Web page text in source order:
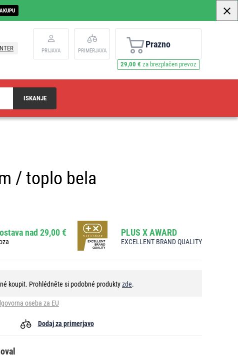
PRIJAVA PRIMERJAVA
Prazno
29,00 € za brezplačen prevoz
ISKANJE
/ toplo bela
nad 29,00 € PLUS X AWARD
EXCELLENT BRAND QUALITY
koupit. Prohlédněte si podobné produktyzde.
oseba za EU
Dodaj za primerjavo